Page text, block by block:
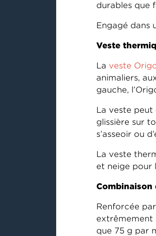
durables que
Engagé dans
Veste
La veste
animaliers,
gauche,
La veste peut
glissière sur
s’asseoir ou
La veste
et neige pour
Combinaison
Renforcée
extrêmement
que 75 g par